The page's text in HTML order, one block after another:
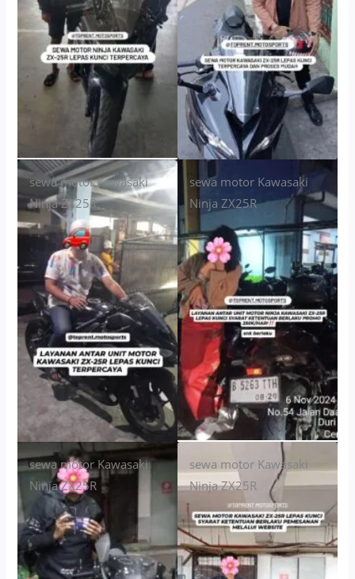
sewa motor Kawasaki
Ninja ZX25R
sewa motor Kawasaki
Ninja ZX25R
sewa motor Kawasaki
Ninja ZX25R
sewa motor Kawasaki
Ninja ZX25R